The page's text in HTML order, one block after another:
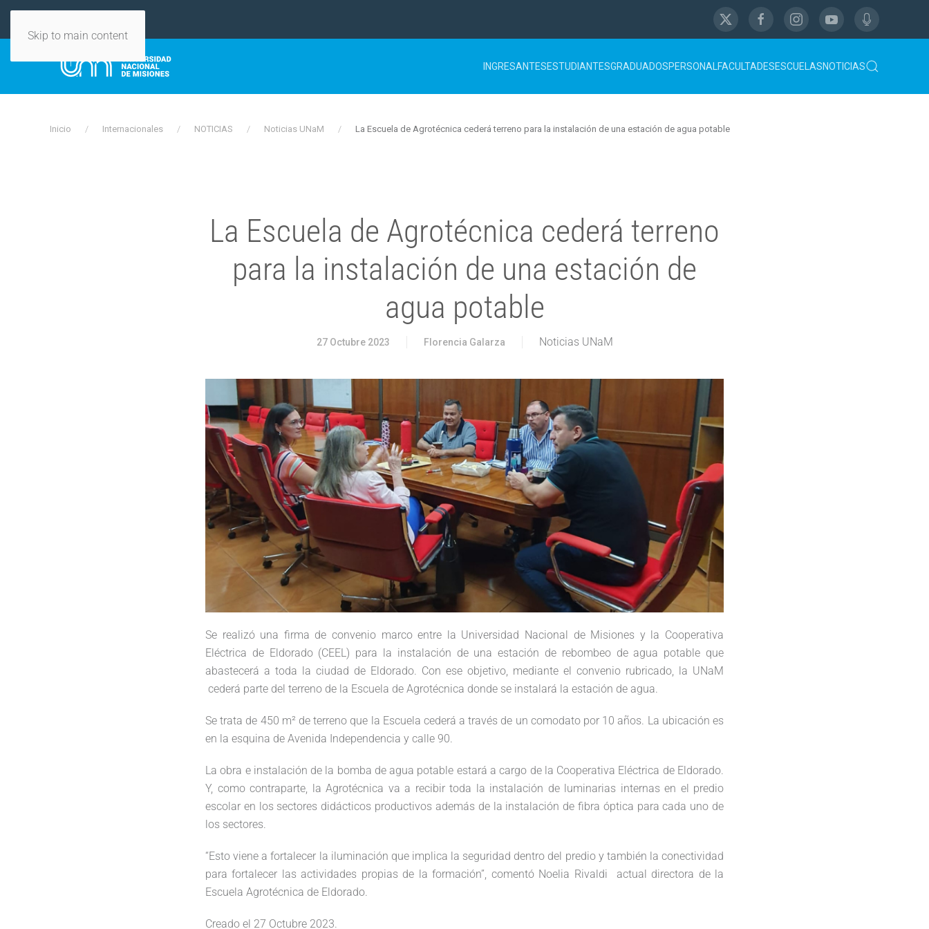
Skip to main content
INGRESANTESESTUDIANTESGRADUADOSPERSONAL FACULTADESESCUELASNOTICIAS
Inicio Internacionales NOTICIAS Noticias UNaM La Escuela de Agrotécnica cederá terreno para la instalación de una estación de agua potable
La Escuela de Agrotécnica cederá terreno
para la instalación de una estación de
agua potable
27 Octubre 2023 Florencia Galarza Noticias UNaM
Se realizó una firma de convenio marco entre la Universidad Nacional de Misiones y la Cooperativa
Eléctrica de Eldorado (CEEL) para la instalación de una estación de rebombeo de agua potable que
abastecerá a toda la ciudad de Eldorado. Con ese objetivo, mediante el convenio rubricado, la UNaM
cederá parte del terreno de la Escuela de Agrotécnica donde se instalará la estación de agua.
Se trata de 450 m² de terreno que la Escuela cederá a través de un comodato por 10 años. La ubicación es
en la esquina de Avenida Independencia y calle 90.
La obra e instalación de la bomba de agua potable estará a cargo de la Cooperativa Eléctrica de Eldorado.
Y, como contraparte, la Agrotécnica va a recibir toda la instalación de luminarias internas en el predio
escolar en los sectores didácticos productivos además de la instalación de fibra óptica para cada uno de
los sectores.
“Esto viene a fortalecer la iluminación que implica la seguridad dentro del predio y también la conectividad
para fortalecer las actividades propias de la formación”, comentó Noelia Rivaldi actual directora de la
Escuela Agrotécnica de Eldorado.
Creado el 27 Octubre 2023